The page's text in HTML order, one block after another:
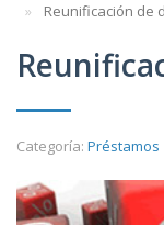
Reunificación de
Categoría: Préstamos